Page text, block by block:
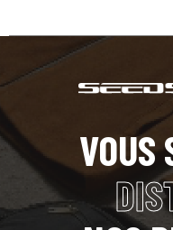
VOUS